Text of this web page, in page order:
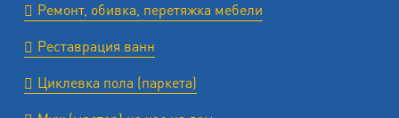
Ремонт, обивка, перетяжка мебели
Реставрация ванн
Циклевка пола (паркета)